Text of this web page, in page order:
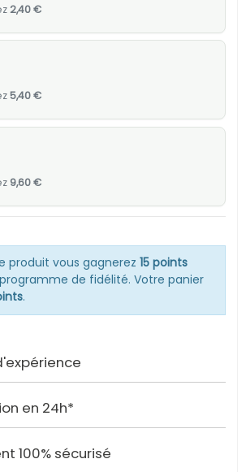
2,40 €
5,40 €
9,60 €
produit vous gagnerez 15 points
de fidélité. Votre panier
.
en 24h*
100% sécurisé